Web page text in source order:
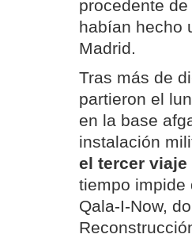
procedente
habían hecho
Madrid.
Tras más de
partieron el
en la base
instalación
el tercer
tiempo impide
Qala-I-Now,